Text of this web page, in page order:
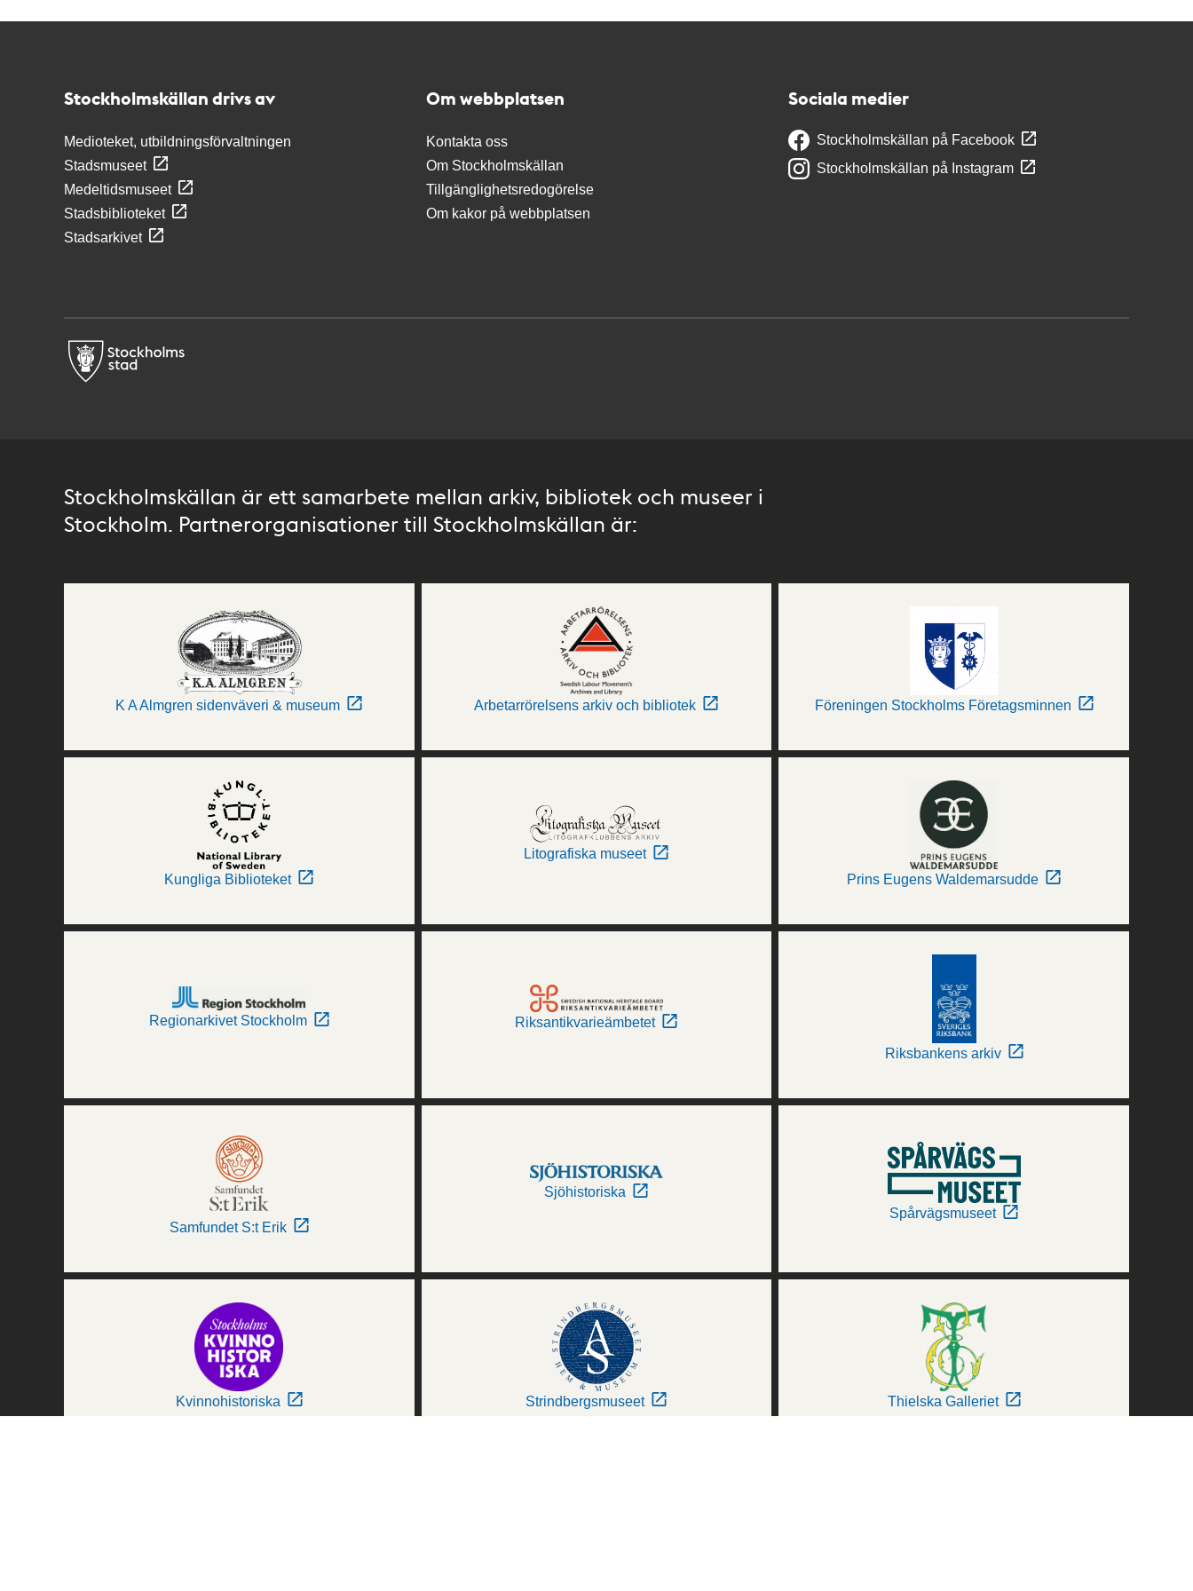
Stockholmskällan drivs av
Medioteket, utbildningsförvaltningen
Stadsmuseet
Medeltidsmuseet
Stadsbiblioteket
Stadsarkivet
Om webbplatsen
Kontakta oss
Om Stockholmskällan
Tillgänglighetsredogörelse
Om kakor på webbplatsen
Sociala medier
Stockholmskällan på Facebook
Stockholmskällan på Instagram
Stockholmskällan är ett samarbete mellan arkiv, bibliotek och museer i
Stockholm. Partnerorganisationer till Stockholmskällan är:
K A Almgren sidenväveri & museum Arbetarrörelsens arkiv och bibliotek Föreningen Stockholms Företagsminnen
Kungliga Biblioteket
Litografiska museet
Prins Eugens Waldemarsudde
Regionarkivet Stockholm Riksantikvarieämbetet
Riksbankens arkiv
Samfundet S:t Erik
Sjöhistoriska
Spårvägsmuseet
Kvinnohistoriska Strindbergsmuseet Thielska Galleriet